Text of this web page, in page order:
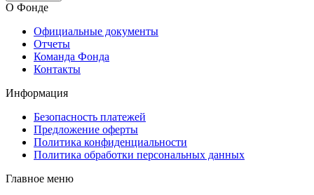
О Фонде
Официальные документы
Отчеты
Команда Фонда
Контакты
Информация
Безопасность платежей
Предложение оферты
Политика конфиденциальности
Политика обработки персональных данных
Главное меню